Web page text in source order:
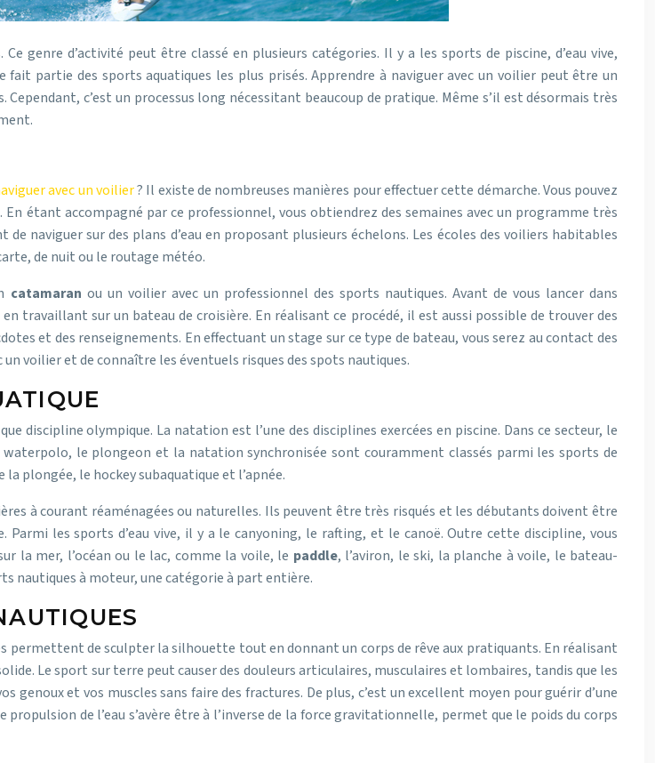
genre d’activité peut être classé en plusieurs catégories. Il y a les sports de piscine, d’eau vive,
fait partie des sports aquatiques les plus prisés. Apprendre à naviguer avec un voilier peut être un
c’est un processus long nécessitant beaucoup de pratique. Même s’il est désormais très
avec un voilier? Il existe de nombreuses manières pour effectuer cette démarche. Vous pouvez
étant accompagné par ce professionnel, vous obtiendrez des semaines avec un programme très
naviguer sur des plans d’eau en proposant plusieurs échelons. Les écoles des voiliers habitables
de nuit ou le routage météo.
catamaran ou un voilier avec un professionnel des sports nautiques. Avant de vous lancer dans
travaillant sur un bateau de croisière. En réalisant ce procédé, il est aussi possible de trouver des
et des renseignements. En effectuant un stage sur ce type de bateau, vous serez au contact des
voilier et de connaître les éventuels risques des spots nautiques.
discipline olympique. La natation est l’une des disciplines exercées en piscine. Dans ce secteur, le
le plongeon et la natation synchronisée sont couramment classés parmi les sports de
plongée, le hockey subaquatique et l’apnée.
à courant réaménagées ou naturelles. Ils peuvent être très risqués et les débutants doivent être
les sports d’eau vive, il y a le canyoning, le rafting, et le canoë. Outre cette discipline, vous
la mer, l’océan ou le lac, comme la voile, le paddle, l’aviron, le ski, la planche à voile, le bateau-
nautiques à moteur, une catégorie à part entière.
de sculpter la silhouette tout en donnant un corps de rêve aux pratiquants. En réalisant
Le sport sur terre peut causer des douleurs articulaires, musculaires et lombaires, tandis que les
et vos muscles sans faire des fractures. De plus, c’est un excellent moyen pour guérir d’une
de l’eau s’avère être à l’inverse de la force gravitationnelle, permet que le poids du corps